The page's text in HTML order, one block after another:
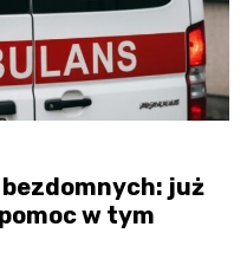
już
w tym